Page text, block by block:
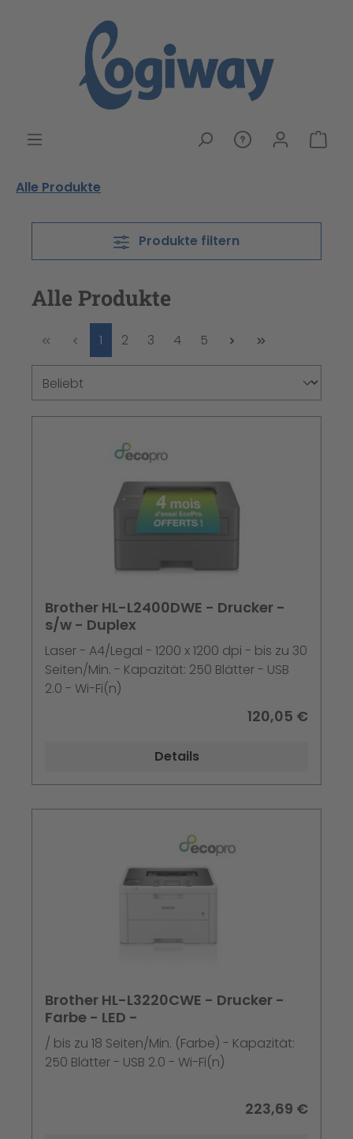
Alle Produkte
Produkte filtern
Alle Produkte
Seite
1 Seite
2 Seite
3 Seite
4 Seite
5
Brother HL-L2400DWE - Drucker -
s/w - Duplex
Laser - A4/Legal - 1200 x 1200 dpi - bis zu 30
Seiten/Min. - Kapazität: 250 Blätter - USB
2.0 - Wi-Fi(n)
120,05 €
Details
Brother HL-L3220CWE - Drucker -
Farbe - LED -
/ bis zu 18 Seiten/Min. (Farbe) - Kapazität:
250 Blätter - USB 2.0 - Wi-Fi(n)
223,69 €